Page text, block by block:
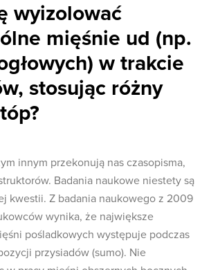
wyizolować
mięśnie ud (np.
w trakcie
stosując różny
innym przekonują nas czasopisma,
Badania naukowe niestety są
kwestii. Z badania naukowego z 2009
wynika, że największe
pośladkowych występuje podczas
przysiadów (sumo). Nie